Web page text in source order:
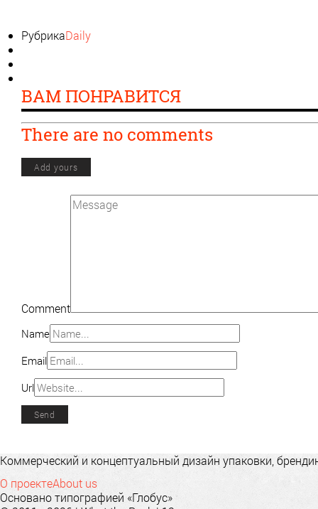
РубрикаDaily
ВАМ ПОНРАВИТСЯ
There are no comments
Add yours
Comment
Name
Email
Url
Коммерческий и концептуальный дизайн упаковки,
О проектеAbout us
Основано типографией «Глобус»